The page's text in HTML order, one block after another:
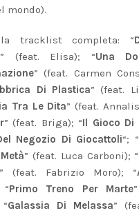
mondo).
tracklist completa: “
” (feat. Elisa); “Una
” (feat. Carmen
Di Plastica” (feat.
Tra Le Dita” (feat.
” (feat. Briga); “Il Gioco Di
Negozio Di Giocattoli“; “
” (feat. Luca Carboni); “
” (feat. Fabrizio Moro); “
“Primo Treno Per Marte
Galassia Di Melassa”